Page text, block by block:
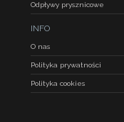
Odpływy prysznicowe
INFO
O nas
Polityka prywatności
Polityka cookies